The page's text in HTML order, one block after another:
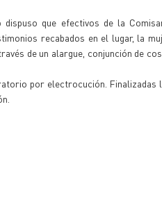
que efectivos de la
recabados en el lugar, la
de un alargue, conjunción de
por electrocución. Finalizadas